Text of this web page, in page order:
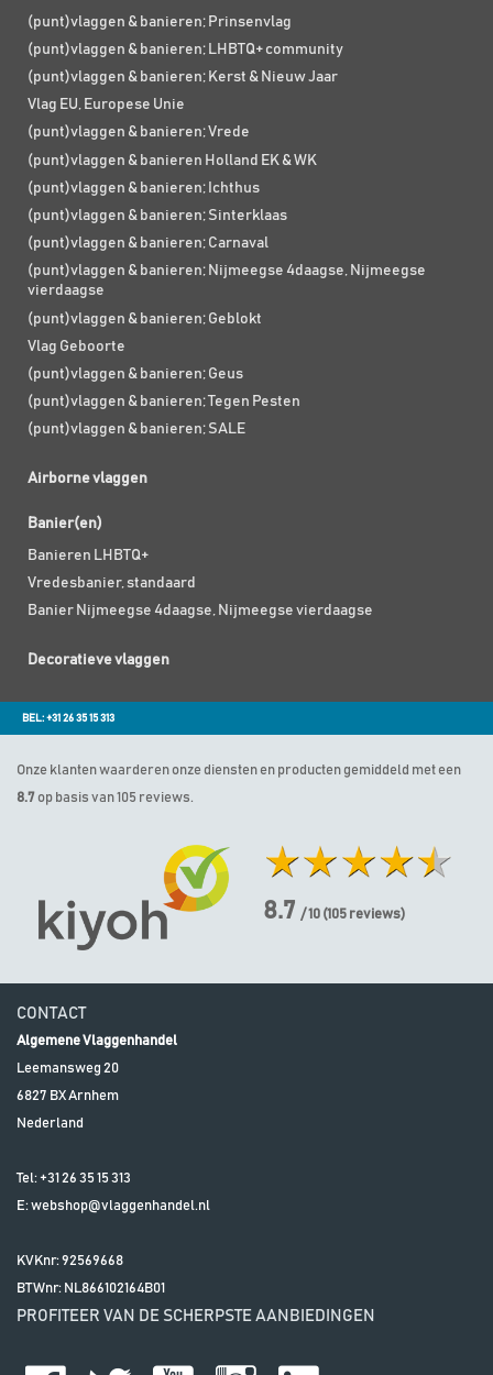
(punt)vlaggen & banieren; Prinsenvlag
(punt)vlaggen & banieren; LHBTQ+ community
(punt)vlaggen & banieren; Kerst & Nieuw Jaar
Vlag EU, Europese Unie
(punt)vlaggen & banieren; Vrede
(punt)vlaggen & banieren Holland EK & WK
(punt)vlaggen & banieren; Ichthus
(punt)vlaggen & banieren; Sinterklaas
(punt)vlaggen & banieren; Carnaval
(punt)vlaggen & banieren; Nijmeegse 4daagse, Nijmeegse
vierdaagse
(punt)vlaggen & banieren; Geblokt
Vlag Geboorte
(punt)vlaggen & banieren; Geus
(punt)vlaggen & banieren; Tegen Pesten
(punt)vlaggen & banieren; SALE
Airborne vlaggen
Banier(en)
Banieren LHBTQ+
Vredesbanier, standaard
Banier Nijmeegse 4daagse, Nijmeegse vierdaagse
Decoratieve vlaggen
BEL: +31 26 35 15 313
Onze klanten waarderen onze diensten en producten gemiddeld met een
8.7 op basis van 105 reviews.
8.7 / 10 (105 reviews)
CONTACT
Algemene Vlaggenhandel
Leemansweg 20
6827 BXArnhem
Nederland
Tel: +31 26 35 15 313
E:webshop@vlaggenhandel.nl
KVKnr: 92569668
BTWnr: NL866102164B01
PROFITEER VAN DE SCHERPSTE AANBIEDINGEN